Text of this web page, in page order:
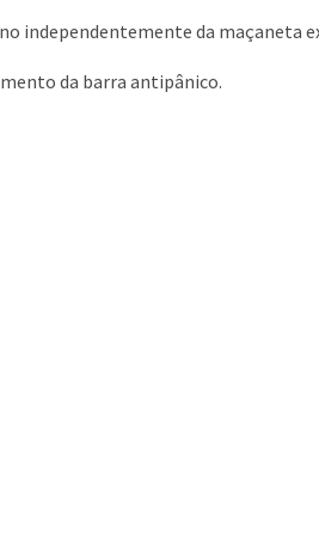
independentemente da maçaneta
da barra antipânico.